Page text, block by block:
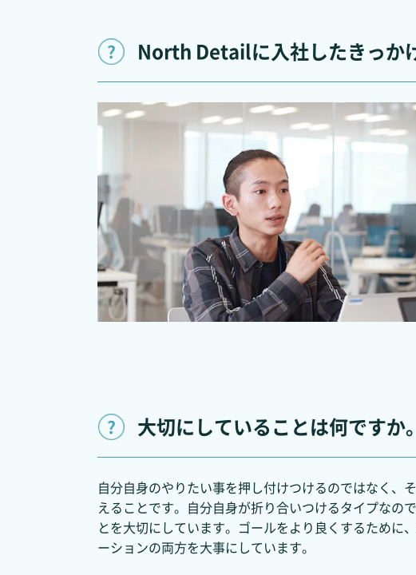
North Detailに入社したきっか
大切にしていることは何ですか。
自分自身のやりたい事を押し付けつけるのではなく、
えることです。自分自身が折り合いつけるタイプなの
とを大切にしています。ゴールをより良くするために
ーションの両方を大事にしています。